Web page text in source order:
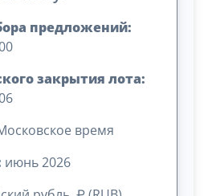
предложений:
закрытия лота:
время
июнь 2026